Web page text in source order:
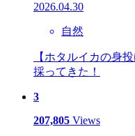
2026.04.30
自然
【ホタルイカの身
採ってきた！
3
207,805 Views